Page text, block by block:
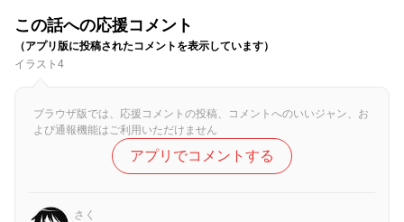
この話への応援コメント
（アプリ版に投稿されたコメントを表示しています）
イラスト4
ブラウザ版では、応援コメントの投稿、コメントへのいいジャン、お
よび通報機能はご利用いただけません
アプリでコメントする
さく